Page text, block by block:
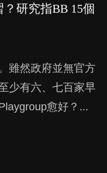
研究指BB 15個
雖然政府並無官方
少有六、七百家早
愈好？...
發學習取代獎勵
課程，學生以遊
亦明顯比其他小朋
？...
有自殺，或傷害小
抑鬱往往難以察
在職媽媽的壓
：究竟全職好，還
的獨特狀況和考慮
育的子女其實都各
制止還是放手？
但原來一刀切阻止
的身心發展？...